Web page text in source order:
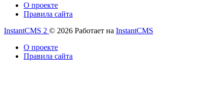
О проекте
Правила сайта
InstantCMS 2 © 2026 Работает на InstantCMS
О проекте
Правила сайта